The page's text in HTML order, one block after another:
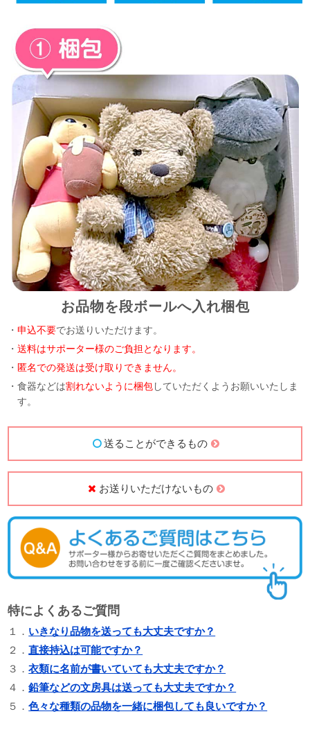
お品物を段ボールへ入れ梱包
・申込不要でお送りいただけます。
・送料はサポーター様のご負担となります。
・ 匿名での発送は受け取りできません。
・食器などは割れないように梱包していただくようお願いいたしま
す。
送ることができるもの
お送りいただけないもの
特によくあるご質問
１． いきなり品物を送っても大丈夫ですか？
２．直接持込は可能ですか？
３．衣類に名前が書いていても大丈夫ですか？
４．鉛筆などの文房具は送っても大丈夫ですか？
５．色々な種類の品物を一緒に梱包しても良いですか？